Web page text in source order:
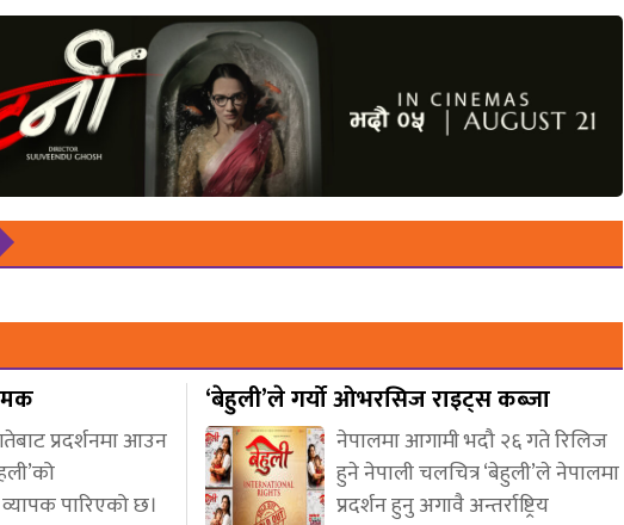
प्रदर्शनमा आउन
व्यापक पारिएको छ।
‘बेहुली’ले गर्यो ओभरसिज राइट्स कब्जा
नेपालमा आगामी भदौ २६ गते रिलिज
हुने नेपाली चलचित्र ‘बेहुली’ले नेपालमा
प्रदर्शन हुनु अगावै अन्तर्राष्ट्रिय